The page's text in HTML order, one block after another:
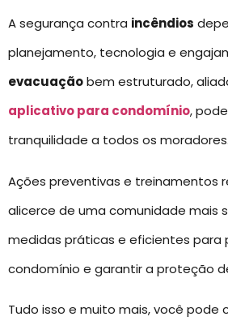
A segurança contra incêndios
planejamento, tecnologia e
evacuaçãobem estruturado,
aplicativo para condomínio,
tranquilidade a todos os moradores.
Ações preventivas e treinamentos
alicerce de uma comunidade mais
medidas práticas e eficientes para
condomínio e garantir a proteção
Tudo isso e muito mais, você pode